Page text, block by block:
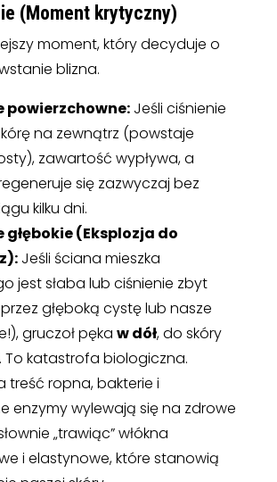
(Moment krytyczny)
moment, który decyduje o
blizna.
powierzchowne:Jeśli ciśnienie
na zewnątrz (powstaje
zawartość wypływa, a
się zazwyczaj bez
kilku dni.
głębokie (Eksplozja do
Jeśli ściana mieszka
jest słaba lub ciśnienie zbyt
głęboką cystę lub nasze
gruczoł pęka w dół, do skóry
To katastrofa biologiczna.
treść ropna, bakterie i
enzymy wylewają się na zdrowe
„trawiąc” włókna
i elastynowe, które stanowią